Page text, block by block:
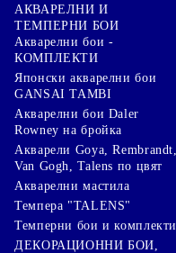
АКВАРЕЛНИ И
ТЕМПЕРНИ БОИ
Акварелни бои -
КОМПЛЕКТИ
Японски акварелни бои
GANSAI TAMBI
Акварелни бои Daler
Rowney на бройка
Акварели Goya, Rembrandt,
Van Gogh, Talens по цвят
Акварелни мастила
Темпера "TALENS"
Темперни бои и комплекти
ДЕКОРАЦИОННИ БОИ,